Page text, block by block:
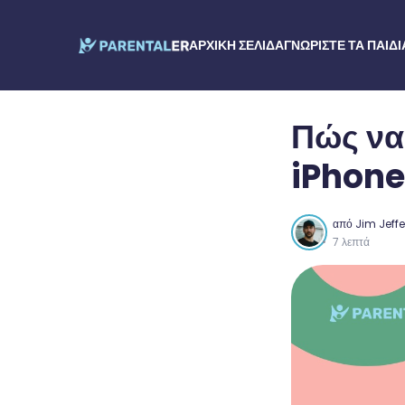
ΑΡΧΙΚΉ ΣΕΛΊΔΑΓΝΩΡΙΣΤΕ ΤΑ
Πώς να
από Jim
7 λεπτά